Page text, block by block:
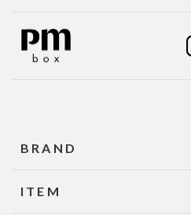
BRAND
ITEM